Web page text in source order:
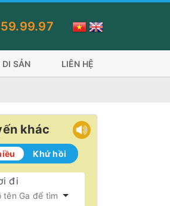
thẻ visa, ứng dụng ví sẽ mất
DI SẢN LIÊN HỆ
khác
Khứ hồi
đi